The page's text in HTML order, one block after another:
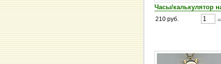
Часы/калькулятор
210 руб.